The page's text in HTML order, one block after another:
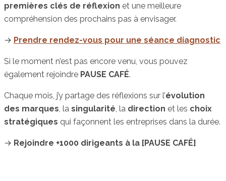
premières clés de réflexion et une meilleure
compréhension des prochains pas à envisager.
→ Prendre rendez-vous pour une séance diagnostic
Si le moment n’est pas encore venu, vous pouvez
également rejoindre PAUSE CAFÉ.
Chaque mois, j’y partage des réflexions sur l’évolution
des marques , la singularité , la direction et les choix
stratégiques qui façonnent les entreprises dans la durée.
→ Rejoindre +1000 dirigeants à la [PAUSE CAFÉ]